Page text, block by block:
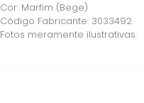
Cor: Marfim (Bege)
Código Fabricante: 3033492
Fotos meramente ilustrativas.